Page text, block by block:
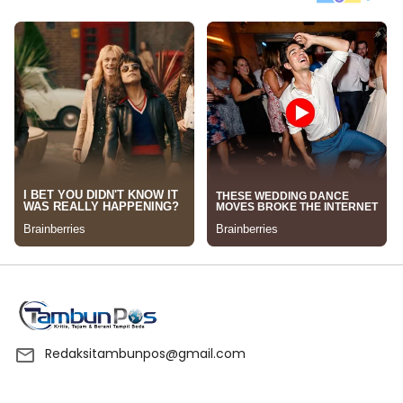
Redaksitambunpos@gmail.com